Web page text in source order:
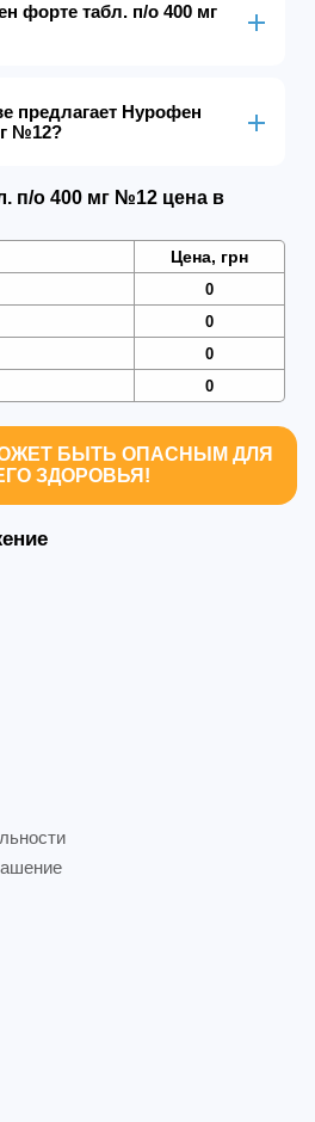
форте табл. п/о 400 мг
предлагает Нурофен
№12?
п/о 400 мг №12 цена в
Цена, грн
0
0
0
0
БЫТЬ ОПАСНЫМ ДЛЯ
ЗДОРОВЬЯ!